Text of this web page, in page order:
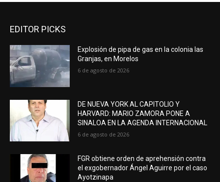
EDITOR PICKS
Explosión de pipa de gas en la colonia las
Granjas, en Morelos
6 de agosto de 2026
DE NUEVA YORK AL CAPITOLIO Y
HARVARD: MARIO ZAMORA PONE A
SINALOA EN LA AGENDA INTERNACIONAL
6 de agosto de 2026
FGR obtiene orden de aprehensión contra
el exgobernador Ángel Aguirre por el caso
Ayotzinapa